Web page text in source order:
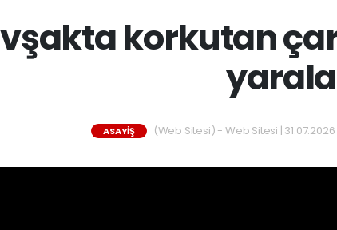
korkutan
ASAYIŞ (Web Sitesi) - Web Sitesi |